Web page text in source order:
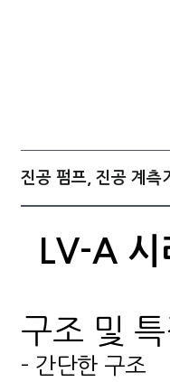
진공 펌프, 진공 계측
LV-A 시
구조 및
- 간단한 구조